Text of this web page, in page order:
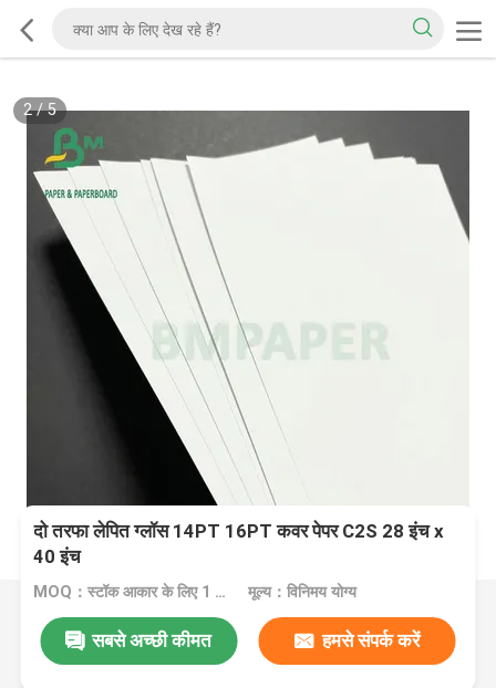
2/5
दो तरफा लेपित ग्लॉस 14PT 16PT कवर पेपर C2S 28 इंच x
40 इंच
MOQ：स्टॉक आकार के लिए 1 टन, विशेष आकार के लिए 10 टन मूल्य：विनिमय योग्य
सबसे अच्छी कीमत हमसे संपर्क करें